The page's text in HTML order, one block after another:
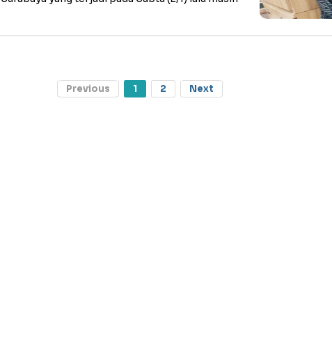
Previous 1 2 Next